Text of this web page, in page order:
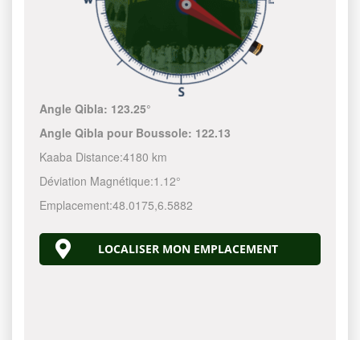
Angle Qibla: 123.25°
Angle Qibla pour Boussole: 122.13
Kaaba Distance:4180 km
Déviation Magnétique:1.12°
Emplacement:48.0175,6.5882
LOCALISER MON EMPLACEMENT